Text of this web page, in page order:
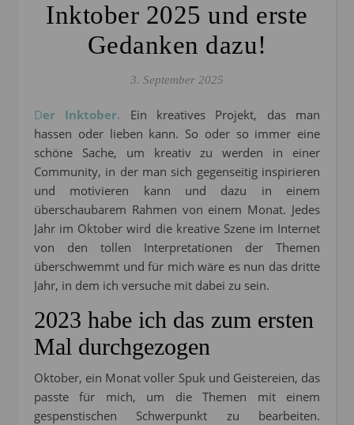
Inktober 2025 und erste
Gedanken dazu!
3. September 2025
Der Inktober.
Ein kreatives Projekt, das man
hassen oder lieben kann. So oder so immer eine
schöne Sache, um kreativ zu werden in einer
Community, in der man sich gegenseitig inspirieren
und motivieren kann und dazu in einem
überschaubarem Rahmen von einem Monat. Jedes
Jahr im Oktober wird die kreative Szene im Internet
von den tollen Interpretationen der Themen
überschwemmt und für mich wäre es nun das dritte
Jahr, in dem ich versuche mit dabei zu sein.
2023 habe ich das zum ersten
Mal durchgezogen
Oktober, ein Monat voller Spuk und Geistereien, das
passte für mich, um die Themen mit einem
gespenstischen Schwerpunkt zu bearbeiten.